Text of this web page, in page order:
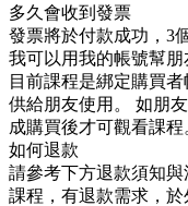
多久會收到發票
發票將於付款成功，3
我可以用我的帳號幫
目前課程是綁定購買
供給朋友使用。 如朋
成購買後才可觀看課程
如何退款
請參考下方退款須知
課程，有退款需求，